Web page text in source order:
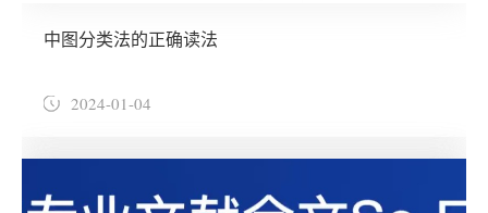
中图分类法的正确读法
2024-01-04